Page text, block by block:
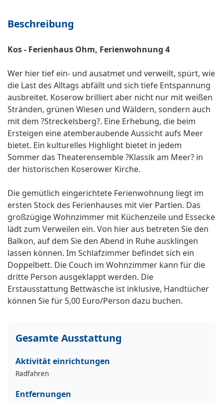
Beschreibung
Kos - Ferienhaus Ohm, Ferienwohnung 4
Wer hier tief ein- und ausatmet und verweilt, spürt, wie
die Last des Alltags abfällt und sich tiefe Entspannung
ausbreitet. Koserow brilliert aber nicht nur mit weißen
Stränden, grünen Wiesen und Wäldern, sondern auch
mit dem ?Streckelsberg?. Eine Erhebung, die beim
Ersteigen eine atemberaubende Aussicht aufs Meer
bietet. Ein kulturelles Highlight bietet in jedem
Sommer das Theaterensemble ?Klassik am Meer? in
der historischen Koserower Kirche.
Die gemütlich eingerichtete Ferienwohnung liegt im
ersten Stock des Ferienhauses mit vier Partien. Das
großzügige Wohnzimmer mit Küchenzeile und Essecke
lädt zum Verweilen ein. Von hier aus betreten Sie den
Balkon, auf dem Sie den Abend in Ruhe ausklingen
lassen können. Im Schlafzimmer befindet sich ein
Doppelbett. Die Couch im Wohnzimmer kann für die
dritte Person ausgeklappt werden. Die
Erstausstattung Bettwäsche ist inklusive, Handtücher
können Sie für 5,00 Euro/Person dazu buchen.
Gesamte Ausstattung
Aktivität einrichtungen
Radfahren
Entfernungen